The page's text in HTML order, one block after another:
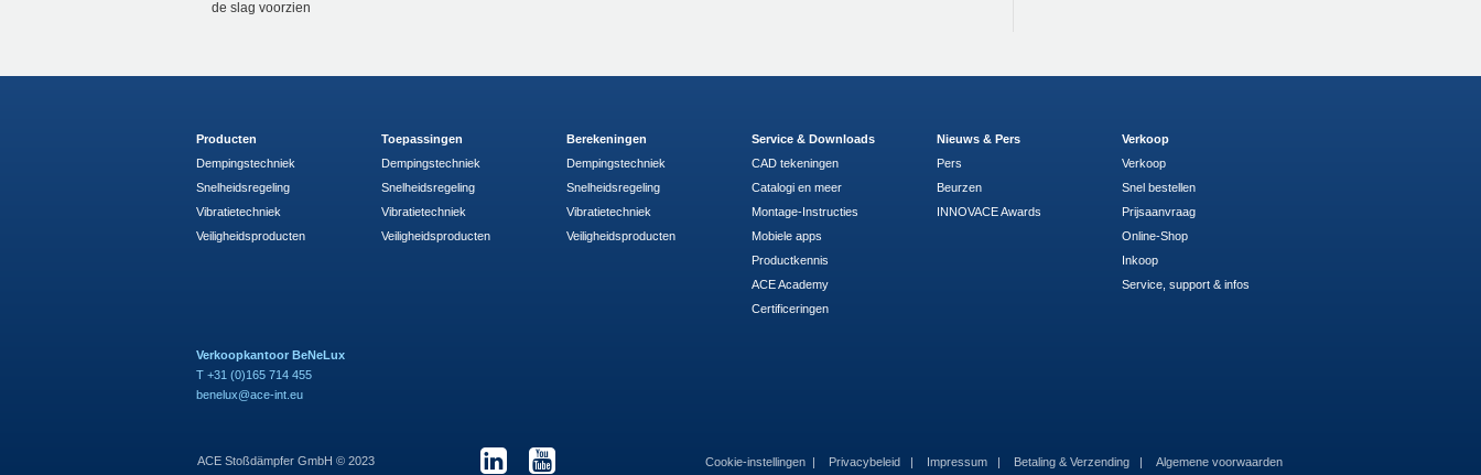
de slag voorzien
Producten
Dempingstechniek
Snelheidsregeling
Vibratietechniek
Veiligheidsproducten
Toepassingen
Dempingstechniek
Snelheidsregeling
Vibratietechniek
Veiligheidsproducten
Berekeningen
Dempingstechniek
Snelheidsregeling
Vibratietechniek
Veiligheidsproducten
Service & Downloads
CAD tekeningen
Catalogi en meer
Montage-Instructies
Mobiele apps
Productkennis
ACE Academy
Certificeringen
Nieuws & Pers
Pers
Beurzen
INNOVACE Awards
Verkoop
Verkoop
Snel bestellen
Prijsaanvraag
Online-Shop
Inkoop
Service, support & infos
Verkoopkantoor BeNeLux
T +31 (0)165 714 455
benelux@ace-int.eu
ACE Stoßdämpfer GmbH © 2023 Cookie-instellingen Privacybeleid Impressum Betaling & Verzending Algemene voorwaarden